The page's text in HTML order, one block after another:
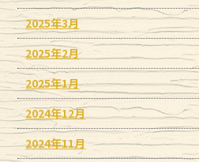
2025年3月
2025年2月
2025年1月
2024年12月
2024年11月